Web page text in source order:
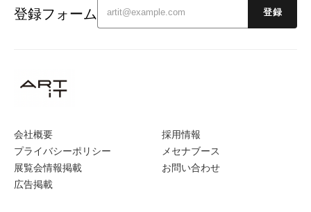
会社概要
プライバシーポリシー
展覧会情報掲載
広告掲載
採用情報
メセナブース
お問い合わせ
登録フォーム 登録